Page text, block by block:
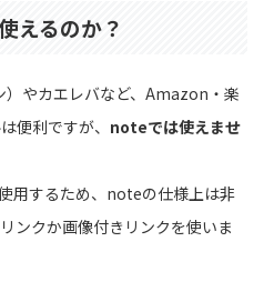
えるのか？
やカエレバなど、Amazon・楽
便利ですが、 noteでは使えませ
用するため、noteの仕様上は非
ンクか画像付きリンクを使いま